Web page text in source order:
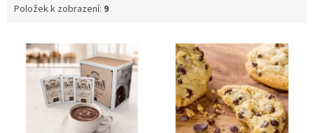
Položek k zobrazení: 9